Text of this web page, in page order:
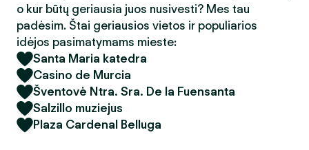
o kur būtų geriausia juos nusivesti? Mes tau
padėsim. Štai geriausios vietos ir populiarios
idėjos pasimatymams mieste:
Santa Maria katedra
Casino de Murcia
Šventovė Ntra. Sra. De la Fuensanta
Salzillo muziejus
Plaza Cardenal Belluga